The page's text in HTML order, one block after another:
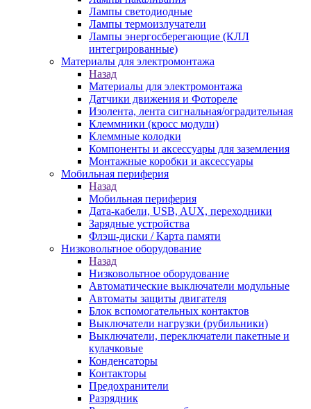
Лампы светодиодные
Лампы термоизлучатели
Лампы энергосберегающие (КЛЛ
интегрированные)
Материалы для электромонтажа
Назад
Материалы для электромонтажа
Датчики движения и Фотореле
Изолента, лента сигнальная/оградительная
Клеммники (кросс модули)
Клеммные колодки
Компоненты и аксессуары для заземления
Монтажные коробки и аксессуары
Мобильная периферия
Назад
Мобильная периферия
Дата-кабели, USB, AUX, переходники
Зарядные устройства
Флэш-диски / Карта памяти
Низковольтное оборудование
Назад
Низковольтное оборудование
Автоматические выключатели модульные
Автоматы защиты двигателя
Блок вспомогательных контактов
Выключатели нагрузки (рубильники)
Выключатели, переключатели пакетные и
кулачковые
Конденсаторы
Контакторы
Предохранители
Разрядник